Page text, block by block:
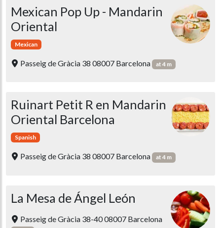
Mexican Pop Up - Mandarin
Oriental
Mexican
Passeig de Gràcia 38 08007 Barcelona at 4 m
Ruinart Petit R en Mandarin
Oriental Barcelona
Spanish
Passeig de Gràcia 38 08007 Barcelona at 4 m
La Mesa de Ángel León
Passeig de Gràcia 38-40 08007 Barcelona